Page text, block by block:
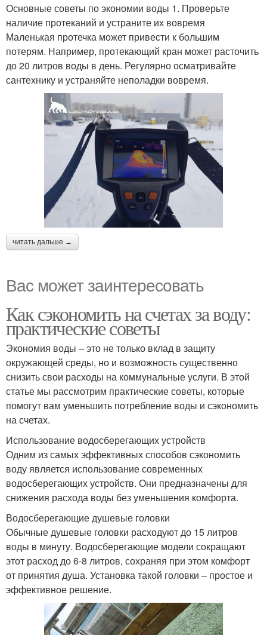
Основные советы по экономии воды 1. Проверьте
наличие протеканий и устраните их вовремя
Маленькая протечка может привести к большим
потерям. Например, протекающий кран может расточить
до 20 литров воды в день. Регулярно осматривайте
сантехнику и устраняйте неполадки вовремя.
читать дальше →
Вас может заинтересовать
Как сэкономить на счетах за воду:
практические советы
Экономия воды – это не только вклад в защиту
окружающей среды, но и возможность существенно
снизить свои расходы на коммунальные услуги. В этой
статье мы рассмотрим практические советы, которые
помогут вам уменьшить потребление воды и сэкономить
на счетах.
Использование водосберегающих устройств
Одним из самых эффективных способов сэкономить
воду является использование современных
водосберегающих устройств. Они предназначены для
снижения расхода воды без уменьшения комфорта.
Водосберегающие душевые головки
Обычные душевые головки расходуют до 15 литров
воды в минуту. Водосберегающие модели сокращают
этот расход до 6-8 литров, сохраняя при этом комфорт
от принятия душа. Установка такой головки – простое и
эффективное решение.